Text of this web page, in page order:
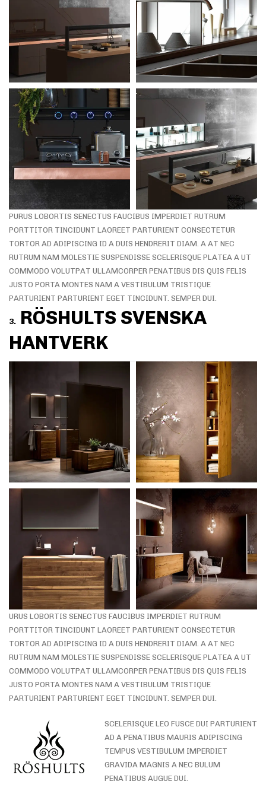
PURUS LOBORTIS SENECTUS FAUCIBUS IMPERDIET RUTRUM
PORTTITOR TINCIDUNT LAOREET PARTURIENT CONSECTETUR
TORTOR AD ADIPISCING ID A DUIS HENDRERIT DIAM. A AT NEC
RUTRUM NAM MOLESTIE SUSPENDISSE SCELERISQUE PLATEA A UT
COMMODO VOLUTPAT ULLAMCORPER PENATIBUS DIS QUIS FELIS
JUSTO PORTA MONTES NAM A VESTIBULUM TRISTIQUE
PARTURIENT PARTURIENT EGET TINCIDUNT. SEMPER DUI.
3. RÖSHULTS SVENSKA
HANTVERK
URUS LOBORTIS SENECTUS FAUCIBUS IMPERDIET RUTRUM
PORTTITOR TINCIDUNT LAOREET PARTURIENT CONSECTETUR
TORTOR AD ADIPISCING ID A DUIS HENDRERIT DIAM. A AT NEC
RUTRUM NAM MOLESTIE SUSPENDISSE SCELERISQUE PLATEA A UT
COMMODO VOLUTPAT ULLAMCORPER PENATIBUS DIS QUIS FELIS
JUSTO PORTA MONTES NAM A VESTIBULUM TRISTIQUE
PARTURIENT PARTURIENT EGET TINCIDUNT. SEMPER DUI.
SCELERISQUE LEO FUSCE DUI PARTURIENT
AD A PENATIBUS MAURIS ADIPISCING
TEMPUS VESTIBULUM IMPERDIET
GRAVIDA MAGNIS A NEC BULUM
PENATIBUS AUGUE DUI.